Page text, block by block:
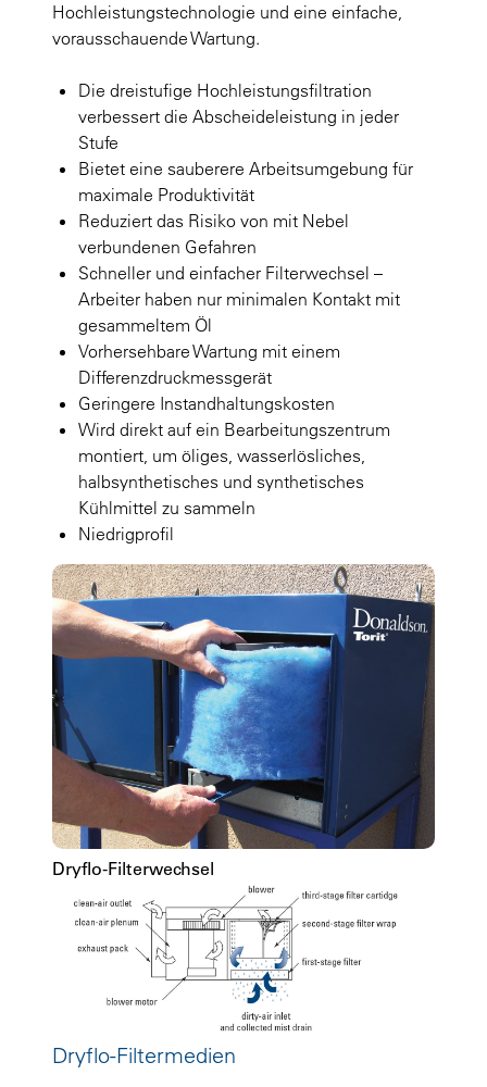
Hochleistungstechnologie und eine einfache,
vorausschauende Wartung.
Die dreistufige Hochleistungsfiltration
verbessert die Abscheideleistung in jeder
Stufe
Bietet eine sauberere Arbeitsumgebung für
maximale Produktivität
Reduziert das Risiko von mit Nebel
verbundenen Gefahren
Schneller und einfacher Filterwechsel –
Arbeiter haben nur minimalen Kontakt mit
gesammeltem Öl
Vorhersehbare Wartung mit einem
Differenzdruckmessgerät
Geringere Instandhaltungskosten
Wird direkt auf ein Bearbeitungszentrum
montiert, um öliges, wasserlösliches,
halbsynthetisches und synthetisches
Kühlmittel zu sammeln
Niedrigprofil
Dryflo-Filterwechsel
Dryflo-Filtermedien